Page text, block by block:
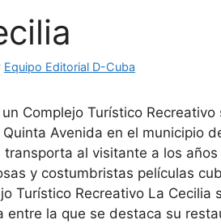
Equipo Editorial D-Cuba
Complejo Turístico
Avenida en el municipio
transporta al visitante a los
y costumbristas películas
Turístico Recreativo La
entre la que se destaca su